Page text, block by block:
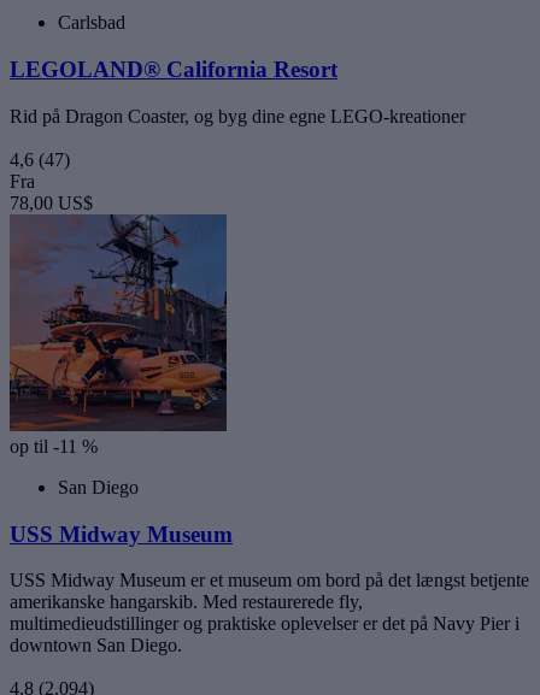
Carlsbad
LEGOLAND® California Resort
Rid på Dragon Coaster, og byg dine egne LEGO-kreationer
4,6 (47)
Fra
78,00 US$
op til -11 %
San Diego
USS Midway Museum
USS Midway Museum er et museum om bord på det længst betjente
amerikanske hangarskib. Med restaurerede fly,
multimedieudstillinger og praktiske oplevelser er det på Navy Pier i
downtown San Diego.
4,8 (2.094)